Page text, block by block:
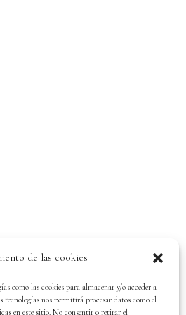
de las cookies
como las cookies para almacenar y/o acceder a
nos permitirá procesar datos como el
en este sitio. No consentir o retirar el